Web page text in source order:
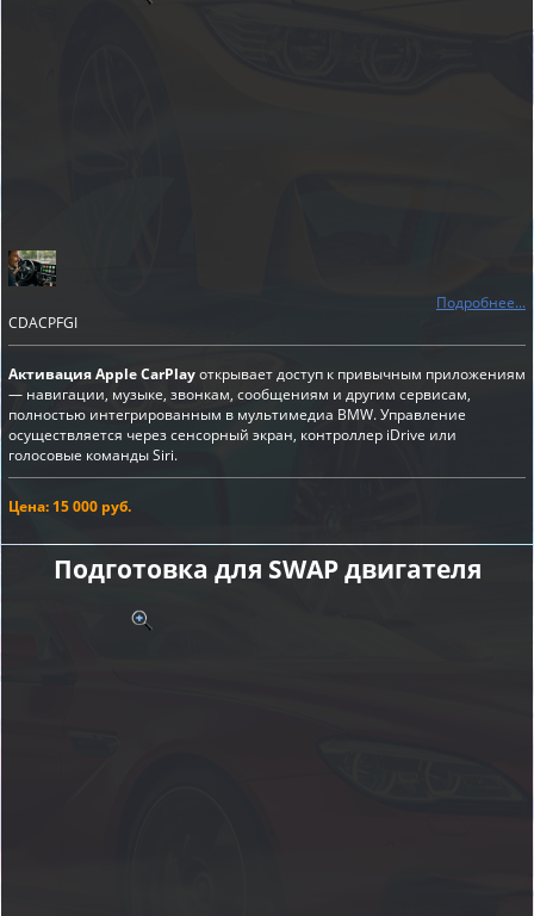
Подробнее...
CDACPFGI
Активация Apple CarPlayоткрывает доступ к привычным приложениям
— навигации, музыке, звонкам, сообщениям и другим сервисам,
полностью интегрированным в мультимедиа BMW. Управление
осуществляется через сенсорный экран, контроллер iDrive или
голосовые команды Siri.
Цена: 15 000 руб.
Подготовка для SWAP двигателя